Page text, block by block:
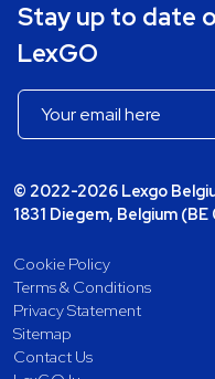
Stay up to date
LexGO
© 2022-2026 Lexgo
1831 Diegem, Belgium
Cookie Policy
Terms & Conditions
Privacy Statement
Sitemap
Contact Us